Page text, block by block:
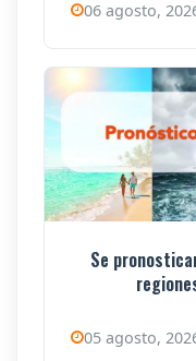
06 agosto,
Se
05 agosto,